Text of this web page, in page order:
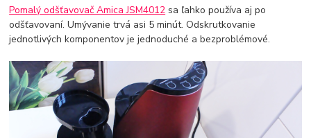
Pomalý odšťavovač Amica JSM4012 sa ľahko používa aj po
odšťavovaní. Umývanie trvá asi 5 minút. Odskrutkovanie
jednotlivých komponentov je jednoduché a bezproblémové.